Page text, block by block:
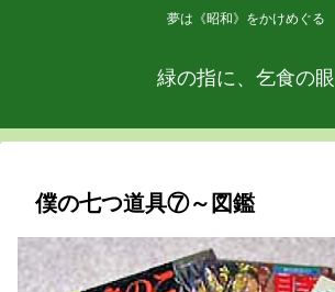
夢は《昭和》をかけめぐる
緑の指に、乞食の眼
僕の七つ道具⑦～図鑑